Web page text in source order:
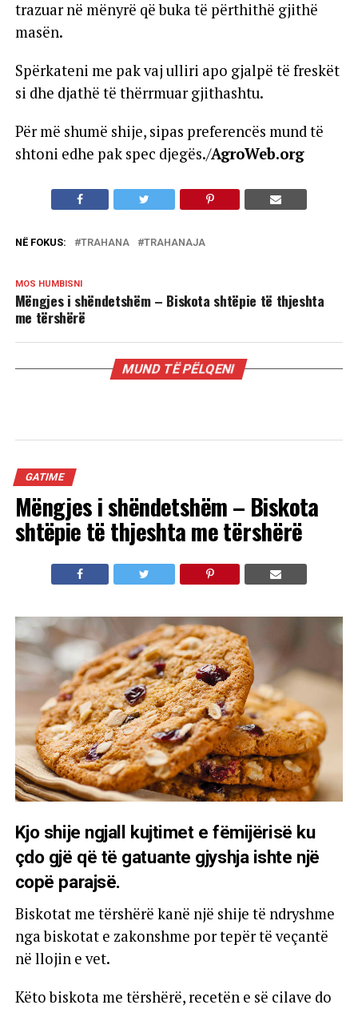
trazuar në mënyrë që buka të përthithë gjithë
masën.
Spërkateni me pak vaj ulliri apo gjalpë të freskët
si dhe djathë të thërrmuar gjithashtu.
Për më shumë shije, sipas preferencës mund të
shtoni edhe pak spec djegës./AgroWeb.org
NË FOKUS: TRAHANA TRAHANAJA
MOS HUMBISNI
Mëngjes i shëndetshëm – Biskota shtëpie të thjeshta
me tërshërë
MUND TË PËLQENI
GATIME
Mëngjes i shëndetshëm – Biskota
shtëpie të thjeshta me tërshërë
Kjo shije ngjall kujtimet e fëmijërisë ku
çdo gjë që të gatuante gjyshja ishte një
copë parajsë.
Biskotat me tërshërë kanë një shije të ndryshme
nga biskotat e zakonshme por tepër të veçantë
në llojin e vet.
Këto biskota me tërshërë, recetën e së cilave do